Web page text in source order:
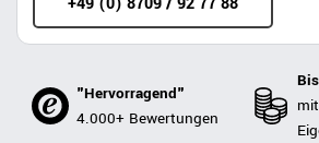
"Hervorragend"
4.000+ Bewertungen